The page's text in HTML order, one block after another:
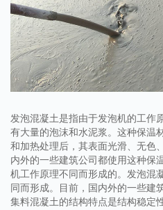
发泡混凝土是指由于发泡机的工作
有大量的泡沫和水泥浆。这种保温
和加热处理后，其表面光滑、无色
内外的一些建筑公司都使用这种保
机工作原理不同而形成的。发泡混
同而形成。目前，国内外的一些建
集料混凝土的结构特点是结构稳定